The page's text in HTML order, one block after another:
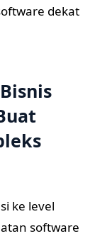
ke level
software